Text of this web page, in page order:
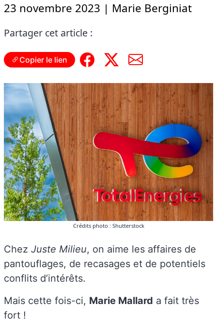
23 novembre 2023 | Marie Berginiat
Partager cet article :
Copier le lien
Crédits photo : Shutterstock
Chez Juste Milieu, on aime les affaires de
pantouflages, de recasages et de potentiels
conflits d’intérêts.
Mais cette fois-ci, Marie Mallard a fait très
fort !